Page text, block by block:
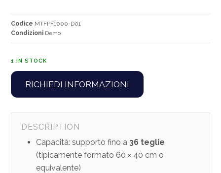
Codice MTFPF1000-D01
Condizioni Demo
1 IN STOCK
RICHIEDI INFORMAZIONI
DESCRIPTION
Capacità: supporto fino a 36 teglie
(tipicamente formato 60 × 40 cm o
equivalente)